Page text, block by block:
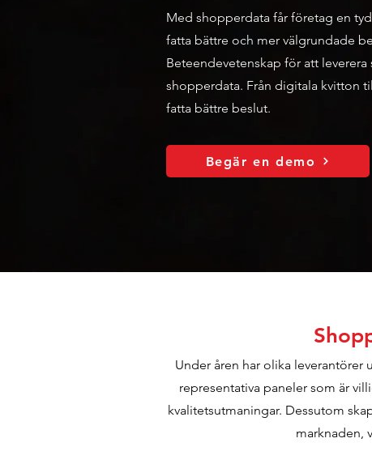
Med shopperdata får företag en
fatta bättre och mer välgrundade
Beteendevetenskap för att
shopperdata. Från digitala kvitton
fatta bättre beslut.
Begär en demo
Under åren har olika
representativa paneler som är
kvalitetsutmaningar. Dessutom
marknaden,